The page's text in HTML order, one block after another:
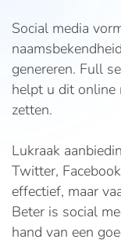
Social media
genereren. Full
helpt u dit online
zetten.
Lukraak
Twitter,
effectief, maar
Beter is social
hand van een